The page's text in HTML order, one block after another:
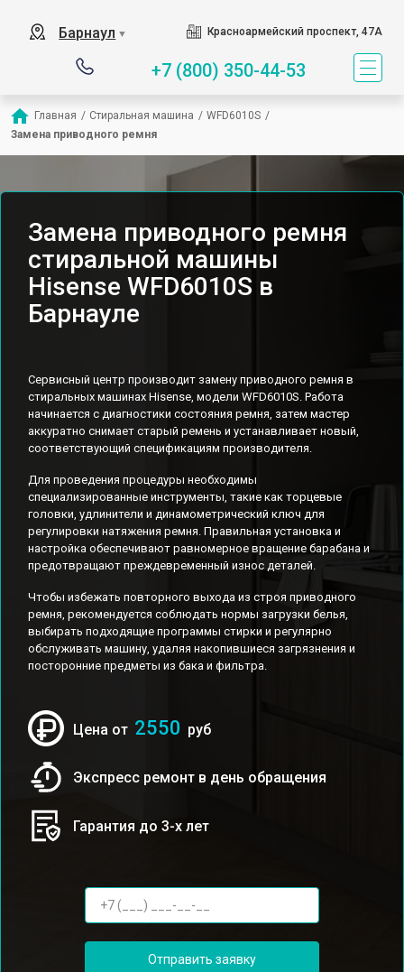
Барнаул ▼ Красноармейский проспект, 47А
+7 (800) 350-44-53
Главная / Стиральная машина / WFD6010S /
Замена приводного ремня
Замена приводного ремня
стиральной машины
Hisense WFD6010S в
Барнауле
Сервисный центр производит замену приводного ремня в
стиральных машинах Hisense, модели WFD6010S. Работа
начинается с диагностики состояния ремня, затем мастер
аккуратно снимает старый ремень и устанавливает новый,
соответствующий спецификациям производителя.
Для проведения процедуры необходимы
специализированные инструменты, такие как торцевые
головки, удлинители и динамометрический ключ для
регулировки натяжения ремня. Правильная установка и
настройка обеспечивают равномерное вращение барабана и
предотвращают преждевременный износ деталей.
Чтобы избежать повторного выхода из строя приводного
ремня, рекомендуется соблюдать нормы загрузки белья,
выбирать подходящие программы стирки и регулярно
обслуживать машину, удаляя накопившиеся загрязнения и
посторонние предметы из бака и фильтра.
Цена от 2550 руб
Экспресс ремонт в день обращения
Гарантия до 3-х лет
Отправить заявку